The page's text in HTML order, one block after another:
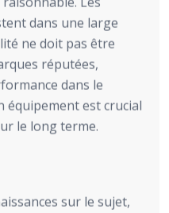
dans une large
ne doit pas être
réputées,
dans le
équipement est crucial
le long terme.
sur le sujet,